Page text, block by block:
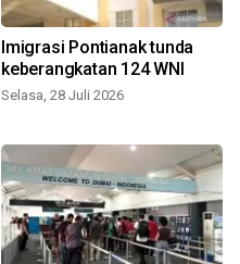
Imigrasi Pontianak tunda
keberangkatan 124 WNI
Selasa, 28 Juli 2026